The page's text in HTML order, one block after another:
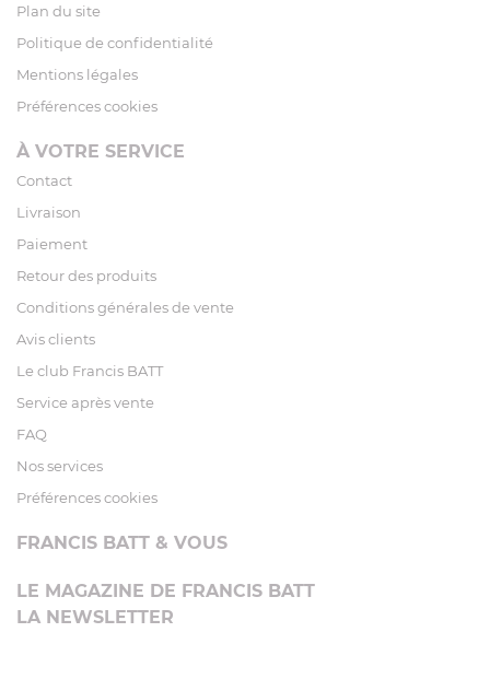
Plan du site
Politique de confidentialité
Mentions légales
Préférences cookies
À VOTRE SERVICE
Contact
Livraison
Paiement
Retour des produits
Conditions générales de vente
Avis clients
Le club Francis BATT
Service après vente
FAQ
Nos services
Préférences cookies
FRANCIS BATT & VOUS
LE MAGAZINE DE FRANCIS BATT
LA NEWSLETTER